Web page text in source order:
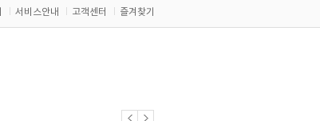
서비스안내 고객센터 즐겨찾기